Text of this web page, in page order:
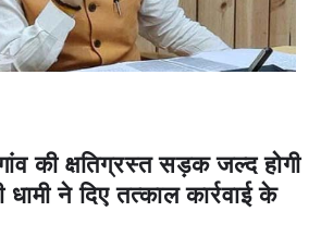
की क्षतिग्रस्त सड़क जल्द होगी
ने दिए तत्काल कार्रवाई के